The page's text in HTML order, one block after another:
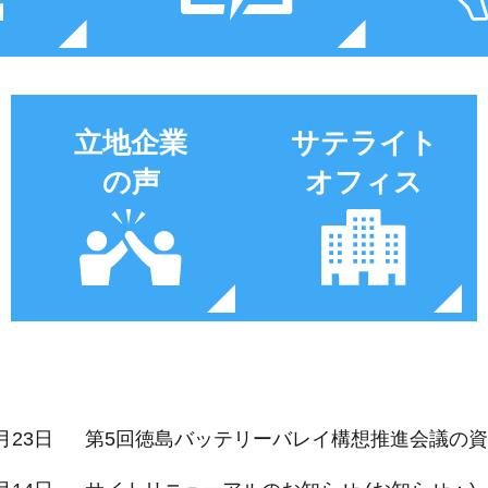
立地企業
の声
サテライト
オフィス
23日 第5回徳島バッテリーバレイ構想推進会議の